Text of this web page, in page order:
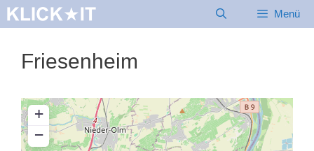
Zum
Inhalt
Menü
Friesenheim
+
−